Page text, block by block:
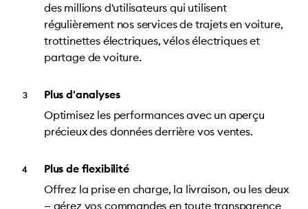
des millions d'utilisateurs qui utilisent
régulièrement nos services de trajets en voiture,
trottinettes électriques, vélos électriques et
partage de voiture.
Plus d'analyses
Optimisez les performances avec un aperçu
précieux des données derrière vos ventes.
Plus de flexibilité
Offrez la prise en charge, la livraison, ou les deux
— gérez vos commandes en toute transparence